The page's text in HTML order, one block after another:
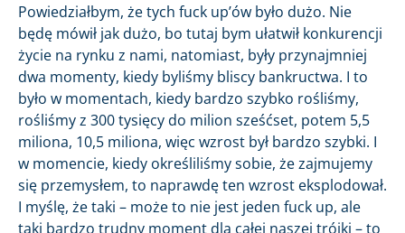
Powiedziałbym, że tych fuck up’ów było dużo. Nie
będę mówił jak dużo, bo tutaj bym ułatwił konkurencji
życie na rynku z nami, natomiast, były przynajmniej
dwa momenty, kiedy byliśmy bliscy bankructwa. I to
było w momentach, kiedy bardzo szybko rośliśmy,
rośliśmy z 300 tysięcy do milion sześćset, potem 5,5
miliona, 10,5 miliona, więc wzrost był bardzo szybki. I
w momencie, kiedy określiliśmy sobie, że zajmujemy
się przemysłem, to naprawdę ten wzrost eksplodował.
I myślę, że taki – może to nie jest jeden fuck up, ale
taki bardzo trudny moment dla całej naszej trójki – to